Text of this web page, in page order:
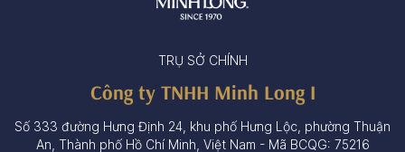
TRỤ SỞ CHÍNH
Công ty TNHH Minh Long I
Số 333 đường Hưng Định 24, khu phố Hưng Lộc, phường Thuận
An, Thành phố Hồ Chí Minh, Việt Nam - Mã BCQG: 75216